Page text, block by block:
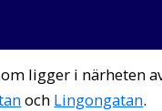
ligger i närheten
och Lingongatan.